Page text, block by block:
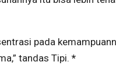
pada
tandas Tipi. *